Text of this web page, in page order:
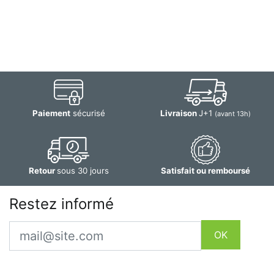
Paiementsécurisé LivraisonJ+1 (avant 13h)
Retoursous 30 jours Satisfait ou remboursé
Restez informé
Email
OK